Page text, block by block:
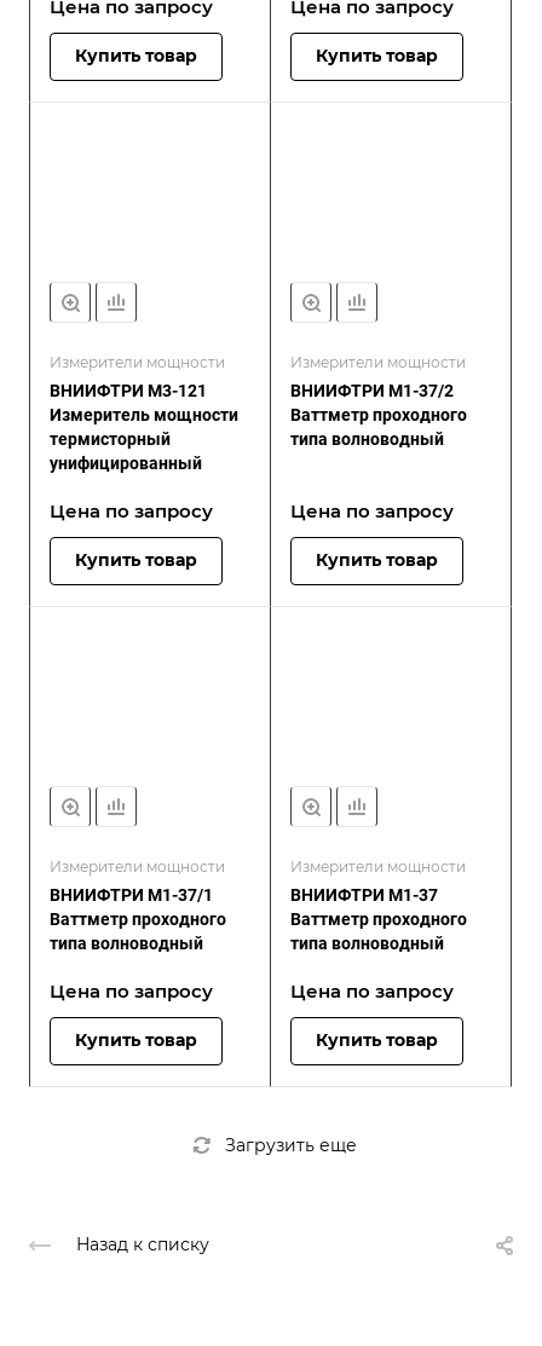
Цена по запросу
Купить товар
Цена по запросу
Купить товар
Измерители мощности
ВНИИФТРИ М3-121
Измеритель мощности
термисторный
унифицированный
Цена по запросу
Купить товар
Измерители мощности
ВНИИФТРИ М1-37/2
Ваттметр проходного
типа волноводный
Цена по запросу
Купить товар
Измерители мощности
ВНИИФТРИ М1-37/1
Ваттметр проходного
типа волноводный
Цена по запросу
Купить товар
Измерители мощности
ВНИИФТРИ М1-37
Ваттметр проходного
типа волноводный
Цена по запросу
Купить товар
Загрузить еще
Назад к списку